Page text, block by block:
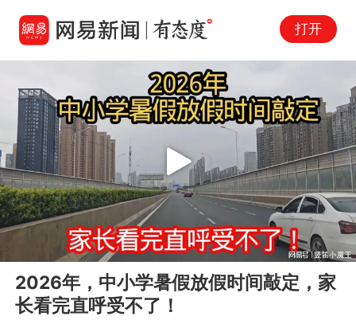
打开
02:09
Play
2026年，中小学暑假放假时间敲定，家
长看完直呼受不了！